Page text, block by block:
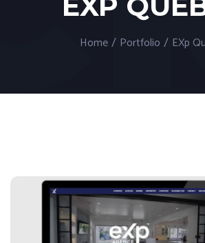
Home/ Portfolio / EXp